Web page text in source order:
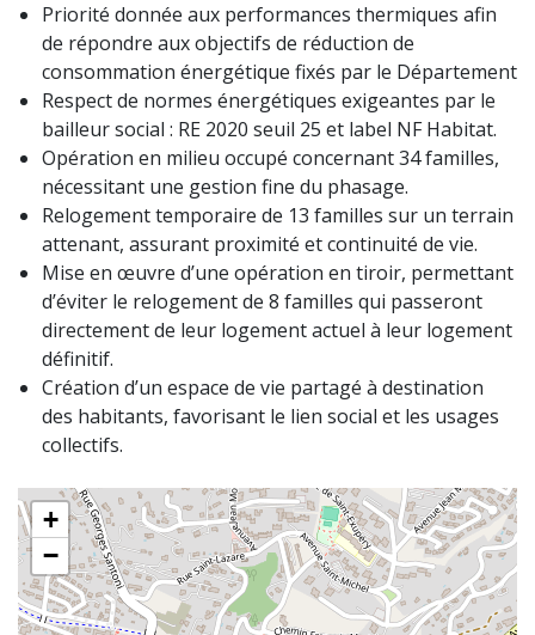
Priorité donnée aux performances thermiques afin
de répondre aux objectifs de réduction de
consommation énergétique fixés par le Département
Respect de normes énergétiques exigeantes par le
bailleur social : RE 2020 seuil 25 et label NF Habitat.
Opération en milieu occupé concernant 34 familles,
nécessitant une gestion fine du phasage.
Relogement temporaire de 13 familles sur un terrain
attenant, assurant proximité et continuité de vie.
Mise en œuvre d’une opération en tiroir, permettant
d’éviter le relogement de 8 familles qui passeront
directement de leur logement actuel à leur logement
définitif.
Création d’un espace de vie partagé à destination
des habitants, favorisant le lien social et les usages
collectifs.
+
−